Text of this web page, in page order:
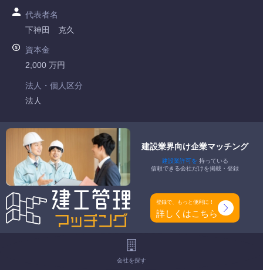
代表者名
下神田 克久
資本金
2,000 万円
法人・個人区分
法人
許可番号
北海道知事許可 第610028号
特定建設業
建築一式工事業 大工工事業
一般建設業
土木一式工事業 とび・土木工事業 解体工事業
建設業界向け企業マッチング
建設業許可を 持っている
信頼できる会社だけを掲載・登録
登録で、もっと便利に！
詳しくはこちら
会社を探す